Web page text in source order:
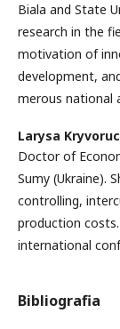
Biala and State
research in the
motivation of
development,
merous national
Larysa
Doctor of
Sumy (Ukraine).
controlling,
production
international
Bibliografia